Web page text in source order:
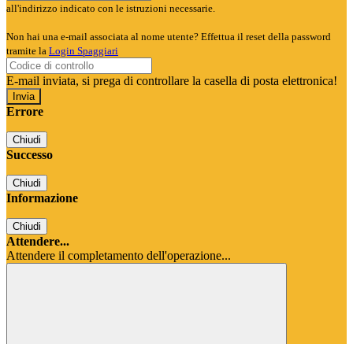
all'indirizzo indicato con le istruzioni necessarie.
Non hai una e-mail associata al nome utente? Effettua il reset della password
tramite la Login Spaggiari
E-mail inviata, si prega di controllare la casella di posta elettronica!
Errore
Chiudi
Successo
Chiudi
Informazione
Chiudi
Attendere...
Attendere il completamento dell'operazione...